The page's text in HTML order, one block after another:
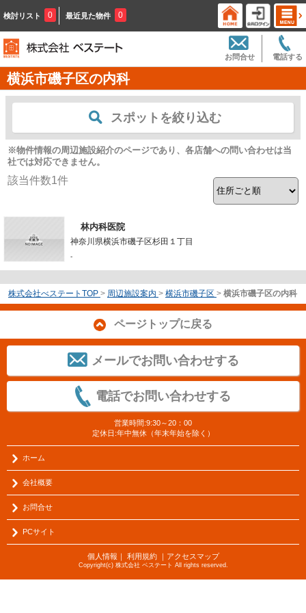
検討リスト 0 最近見た物件 0
電話する
お問合せ
横浜市磯子区の内科
スポットを絞り込む
※物件情報の周辺施設紹介のページであり、各店舗への問い合わせは当
社では対応できません。
該当件数1件
林内科医院
神奈川県横浜市磯子区杉田１丁目
-
株式会社べステートTOP > 周辺施設案内 > 横浜市磯子区 > 横浜市磯子区の内科
ページトップに戻る
メールでお問い合わせする
電話でお問い合わせする
営業時間:9:30～20：00
定休日:年中無休（年末年始を除く）
ホーム
会社概要
お問合せ
PCサイト
個人情報 ｜ 利用規約｜ アクセスマップ
Copyright(c) 株式会社 ベステート All rights reserved.